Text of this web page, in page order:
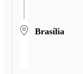
Brasília